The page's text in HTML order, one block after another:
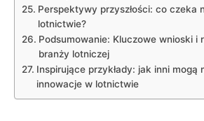
Perspektywy przyszłości: co czeka
lotnictwie?
Podsumowanie: Kluczowe wnioski i
branży lotniczej
Inspirujące przykłady: jak inni mogą
innowacje w lotnictwie